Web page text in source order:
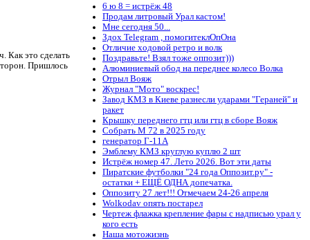
Как это сделать
Пришлось
6 ю 8 = истрёж 48
Продам литровый Урал кастом!
Мне сегодня 50...
Здох Telegram , помогитеклОпОна
Отличие ходовой ретро и волк
Поздравьте! Взял тоже оппозит)))
Алюминиевый обод на переднее колесо Волка
Отрыл Вояж
Журнал "Мото" воскрес!
Завод КМЗ в Киеве разнесли ударами "Гераней" и
ракет
Крышку переднего гтц или гтц в сборе Вояж
Собрать М 72 в 2025 году
генератор Г-11А
Эмблему КМЗ круглую куплю 2 шт
Истрёж номер 47. Лето 2026. Вот эти даты
Пиратские футболки "24 года Оппозит.ру" -
остатки + ЕЩЁ ОДНА допечатка.
Оппозиту 27 лет!!! Отмечаем 24-26 апреля
Wolkodav опять постарел
Чертеж флажка крепление фары с надписью урал у
кого есть
Наша мотожизнь